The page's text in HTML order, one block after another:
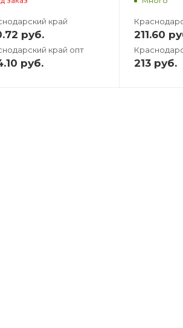
край
руб.
край опт
руб.
211.60
213руб.